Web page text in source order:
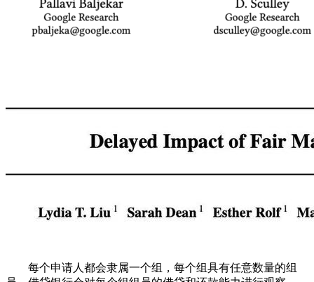
每个申请人都会隶属一个组，每个组具有任意数量的组